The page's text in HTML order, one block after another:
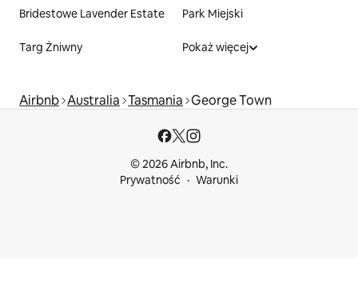
Bridestowe Lavender Estate Park Miejski
Targ Żniwny Pokaż więcej
Airbnb Australia Tasmania George Town
© 2026 Airbnb, Inc.
Prywatność
Warunki